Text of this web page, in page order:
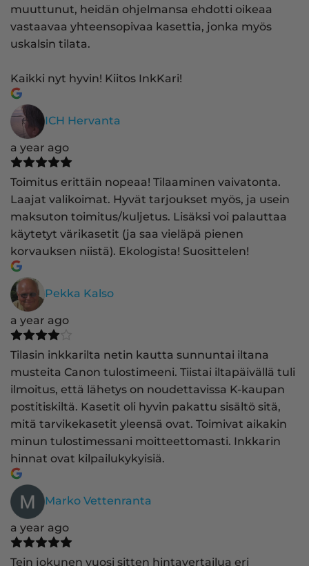
muuttunut, heidän ohjelmansa ehdotti oikeaa
vastaavaa yhteensopivaa kasettia, jonka myös
uskalsin tilata.
Kaikki nyt hyvin! Kiitos InkKari!
ICH Hervanta
a year ago
Toimitus erittäin nopeaa! Tilaaminen vaivatonta.
Laajat valikoimat. Hyvät tarjoukset myös, ja usein
maksuton toimitus/kuljetus. Lisäksi voi palauttaa
käytetyt värikasetit (ja saa vieläpä pienen
korvauksen niistä). Ekologista! Suosittelen!
Pekka Kalso
a year ago
Tilasin inkkarilta netin kautta sunnuntai iltana
musteita Canon tulostimeeni. Tiistai iltapäivällä tuli
ilmoitus, että lähetys on noudettavissa K-kaupan
postitiskiltä. Kasetit oli hyvin pakattu sisältö sitä,
mitä tarvikekasetit yleensä ovat. Toimivat aikakin
minun tulostimessani moitteettomasti. Inkkarin
hinnat ovat kilpailukykyisiä.
Marko Vettenranta
a year ago
Tein jokunen vuosi sitten hintavertailua eri